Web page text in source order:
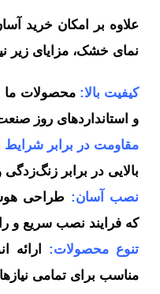
بر امکان خرید آسان
خشک، مزایای زیر نیز
بالا:محصولات ما از
استانداردهای روز صنعت را
در برابر شرایط
در برابر زنگ‌زدگی
آسان:طراحی
فرایند نصب سریع و راحت
محصولات:ارائه انواع
برای تمامی نیازها.